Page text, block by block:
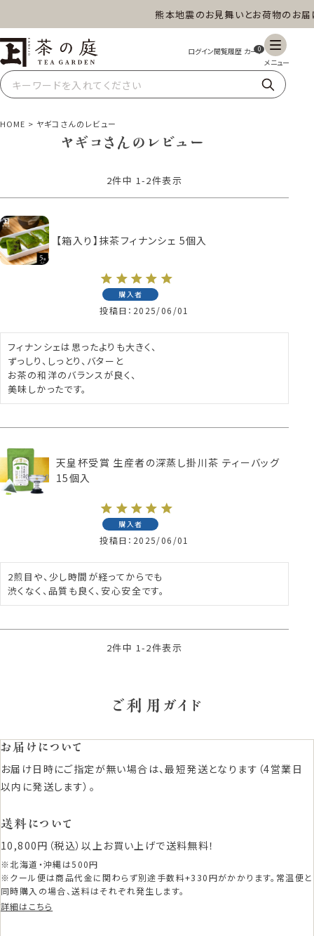
熊本地震のお見舞いとお荷物のお届
茶の庭オンラインショップ 0
ギフト 特上高級茶 深蒸し茶 水出し茶
雑貨 業務用
HOME ヤギコさんのレビュー
ヤギコさんのレビュー
2件中 1-2件表示
【箱入り】抹茶フィナンシェ 5個入
購入者
投稿日 2025/06/01
フィナンシェは思ったよりも大きく、
ずっしり、しっとり、バターと
お茶の和洋のバランスが良く、
美味しかったです。
天皇杯受賞 生産者の深蒸し掛川茶 ティーバッグ
15個入
購入者
投稿日 2025/06/01
2煎目や、少し時間が経ってからでも
渋くなく、品質も良く、安心安全です。
2件中 1-2件表示
ご利用ガイド
お届けについて
お届け日時にご指定が無い場合は、最短発送となります（4営業日
以内に発送します）。
送料について
10,800円（税込）以上お買い上げで送料無料！
※北海道・沖縄は500円
※クール便は商品代金に関わらず別途手数料+330円がかかります。常温便と
同時購入の場合、送料はそれぞれ発生します。
詳細はこちら